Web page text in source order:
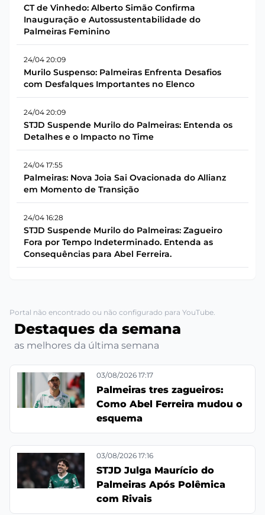
CT de Vinhedo: Alberto Simão Confirma
Inauguração e Autossustentabilidade do
Palmeiras Feminino
24/04 20:09
Murilo Suspenso: Palmeiras Enfrenta Desafios
com Desfalques Importantes no Elenco
24/04 20:09
STJD Suspende Murilo do Palmeiras: Entenda os
Detalhes e o Impacto no Time
24/04 17:55
Palmeiras: Nova Joia Sai Ovacionada do Allianz
em Momento de Transição
24/04 16:28
STJD Suspende Murilo do Palmeiras: Zagueiro
Fora por Tempo Indeterminado. Entenda as
Consequências para Abel Ferreira.
Portal não encontrado ou não configurado para YouTube.
Destaques da semana
as melhores da última semana
03/08/2026 17:17
Palmeiras tres zagueiros:
Como Abel Ferreira mudou o
esquema
03/08/2026 17:16
STJD Julga Maurício do
Palmeiras Após Polêmica
com Rivais